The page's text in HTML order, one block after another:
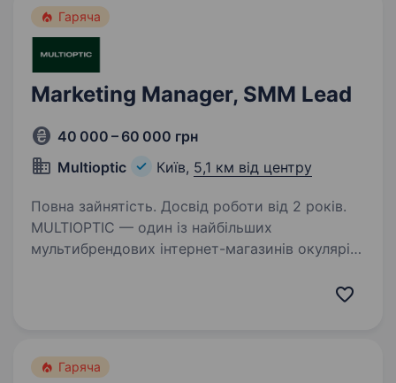
Гаряча
Marketing Manager, SMM Lead
40 000 – 60 000 грн
Multioptic
Київ, 5,1 км від центру
Повна зайнятість. Досвід роботи від 2 років.
MULTIOPTIC — один із найбільших
мультибрендових інтернет-магазинів окулярів
не просто майданчик для комунікації, а один
Гаряча